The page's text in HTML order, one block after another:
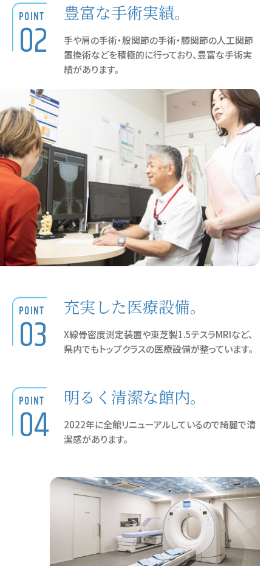
POINT
02
豊富な手術実績。
手や肩の手術・股関節の手術・膝関節の人工関節
置換術などを積極的に行っており、豊富な手術実
績があります。
POINT
03
充実した医療設備。
X線骨密度測定装置や東芝製1.5テスラMRIなど、
県内でもトップクラスの医療設備が整っています。
POINT
04
明るく清潔な館内。
2022年に全館リニューアルしているので綺麗で清
潔感があります。